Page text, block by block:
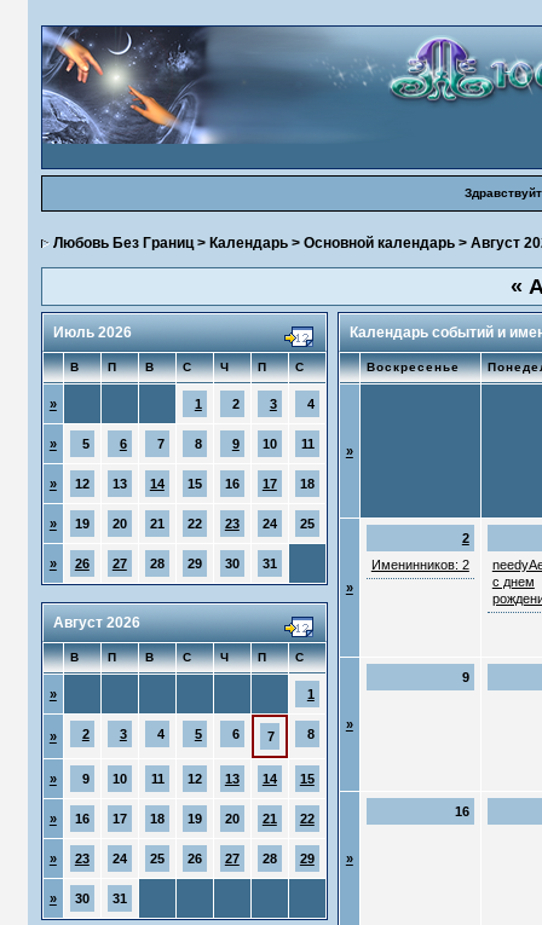
Любовь Без Границ> Календарь> Основной календарь> Август
«
Июль 2026
В П В С Ч П С
» 1 2 3 4
» 5 6 7 8 9 10 11
» 12 13 14 15 16 17 18
» 19 20 21 22 23 24 25
» 26 27 28 29 30 31
Август 2026
В П В С Ч П С
» 1
» 2 3 4 5 6 7 8
» 9 10 11 12 13 14 15
» 16 17 18 19 20 21 22
» 23 24 25 26 27 28 29
» 30 31
Календарь событий и
Воскресенье
»
»
2
Именинников: 2
с днем
»
9
»
16